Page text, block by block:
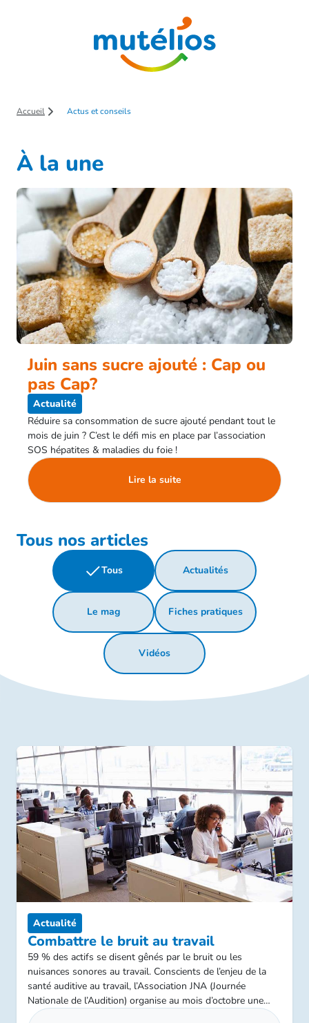
Accueil Actus et conseils
À la une
Actualité
Juin sans sucre ajouté : Cap ou
pas Cap?
Réduire sa consommation de sucre ajouté pendant tout le
mois de juin ? C’est le défi mis en place par l’association
SOS hépatites & maladies du foie !
Lire la suite
Tous nos articles
Tous Actualités
Le mag Fiches pratiques
Vidéos
Actualité
Combattre le bruit au travail
59 % des actifs se disent gênés par le bruit ou les
nuisances sonores au travail. Conscients de l’enjeu de la
santé auditive au travail, l’Association JNA (Journée
Nationale de l’Audition) organise au mois d’octobre une
semaine de sensibilisation et d’opérations de dépistage.